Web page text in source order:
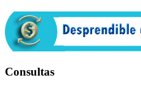
Consultas